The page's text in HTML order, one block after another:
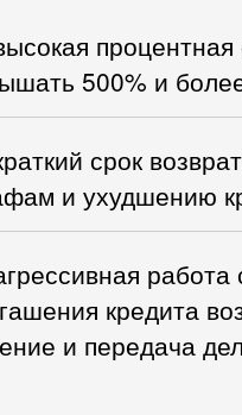
500% и
срок
и ухудшению
кредита
и передача